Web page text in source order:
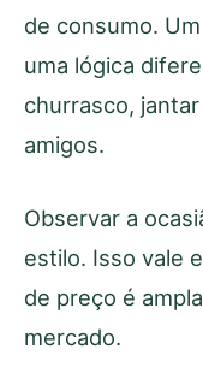
de consumo.
uma lógica
churrasco,
amigos.
Observar a
estilo. Isso vale
de preço é
mercado.